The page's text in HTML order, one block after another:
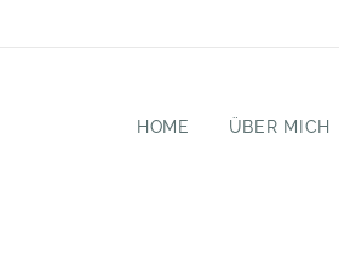
HOME ÜBER MICH